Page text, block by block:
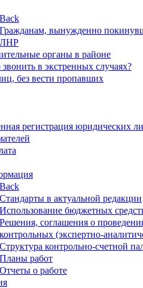
Back
Гражданам, вынужденно
ЛНР
органы в районе
в экстренных случаях?
без вести пропавших
регистрация юридических
Back
Стандарты в актуальной редакции
Использование бюджетных
Решения, соглашения о
контрольных (экспертно-
Структура контрольно-счетной
Планы работ
Отчеты о работе